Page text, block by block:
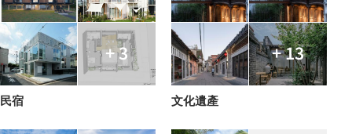
+ 3
民宿
+ 13
文化遺產